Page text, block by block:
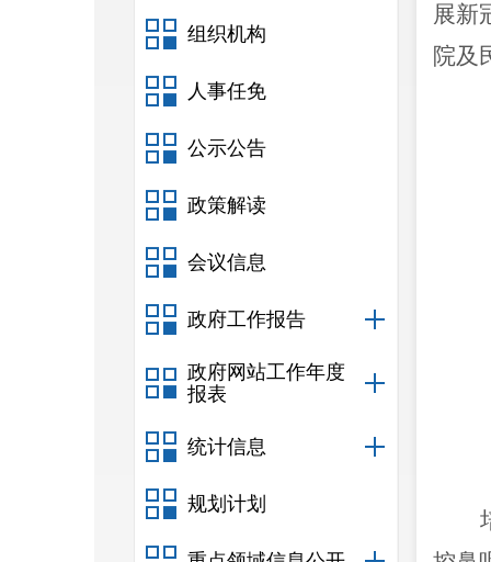
组织机构
人事任免
公示公告
政策解读
会议信息
政府工作报告
政府网站工作年度
报表
统计信息
规划计划
展新
院及